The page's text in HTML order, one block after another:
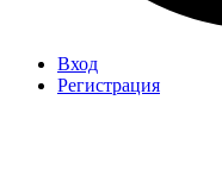
Вход
Регистрация